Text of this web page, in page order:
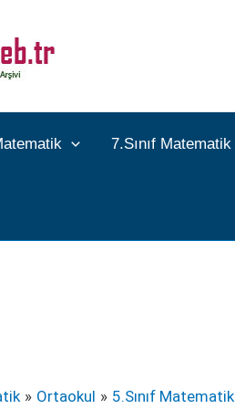
7.Sınıf Matematik
Ortaokul 5.Sınıf Matematik